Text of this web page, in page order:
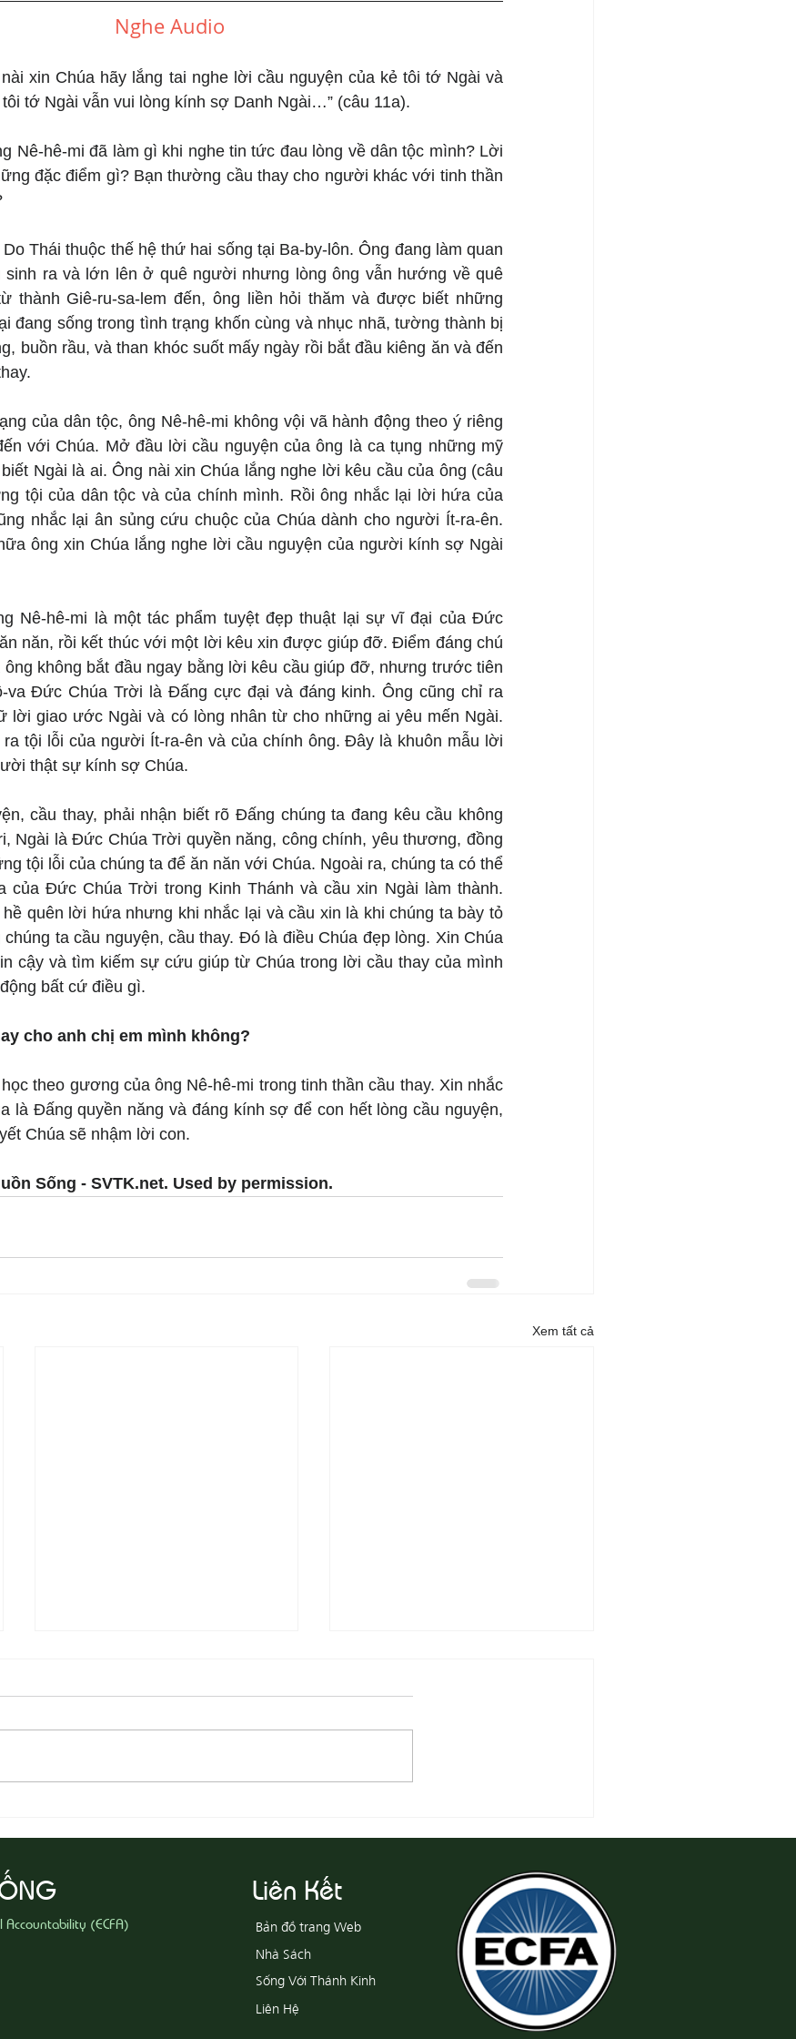
Nghe Audio
nài xin Chúa hãy lắng tai nghe lời cầu nguyện của kẻ tôi tớ Ngài và
tớ Ngài vẫn vui lòng kính sợ Danh Ngài…” (câu 11a).
Nê-hê-mi đã làm gì khi nghe tin tức đau lòng về dân tộc mình? Lời
đặc điểm gì? Bạn thường cầu thay cho người khác với tinh thần
Thái thuộc thế hệ thứ hai sống tại Ba-by-lôn. Ông đang làm quan
sinh ra và lớn lên ở quê người nhưng lòng ông vẫn hướng về quê
thành Giê-ru-sa-lem đến, ông liền hỏi thăm và được biết những
đang sống trong tình trạng khốn cùng và nhục nhã, tường thành bị
buồn rầu, và than khóc suốt mấy ngày rồi bắt đầu kiêng ăn và đến
của dân tộc, ông Nê-hê-mi không vội vã hành động theo ý riêng
với Chúa. Mở đầu lời cầu nguyện của ông là ca tụng những mỹ
Ngài là ai. Ông nài xin Chúa lắng nghe lời kêu cầu của ông (câu
tội của dân tộc và của chính mình. Rồi ông nhắc lại lời hứa của
nhắc lại ân sủng cứu chuộc của Chúa dành cho người Ít-ra-ên.
ông xin Chúa lắng nghe lời cầu nguyện của người kính sợ Ngài
Nê-hê-mi là một tác phẩm tuyệt đẹp thuật lại sự vĩ đại của Đức
năn, rồi kết thúc với một lời kêu xin được giúp đỡ. Điểm đáng chú
không bắt đầu ngay bằng lời kêu cầu giúp đỡ, nhưng trước tiên
va Đức Chúa Trời là Đấng cực đại và đáng kinh. Ông cũng chỉ ra
lời giao ước Ngài và có lòng nhân từ cho những ai yêu mến Ngài.
tội lỗi của người Ít-ra-ên và của chính ông. Đây là khuôn mẫu lời
thật sự kính sợ Chúa.
cầu thay, phải nhận biết rõ Đấng chúng ta đang kêu cầu không
Ngài là Đức Chúa Trời quyền năng, công chính, yêu thương, đồng
tội lỗi của chúng ta để ăn năn với Chúa. Ngoài ra, chúng ta có thể
của Đức Chúa Trời trong Kinh Thánh và cầu xin Ngài làm thành.
quên lời hứa nhưng khi nhắc lại và cầu xin là khi chúng ta bày tỏ
ta cầu nguyện, cầu thay. Đó là điều Chúa đẹp lòng. Xin Chúa
cậy và tìm kiếm sự cứu giúp từ Chúa trong lời cầu thay của mình
bất cứ điều gì.
cho anh chị em mình không?
theo gương của ông Nê-hê-mi trong tinh thần cầu thay. Xin nhắc
là Đấng quyền năng và đáng kính sợ để con hết lòng cầu nguyện,
Chúa sẽ nhậm lời con.
Sống - SVTK.net. Used by permission.
Xem tất cả
Khổ
Accountability (ECFA)
Liên Kết
Bản đồ trang Web
Nhà Sách
Sống Với Thánh Kinh
Liên Hệ